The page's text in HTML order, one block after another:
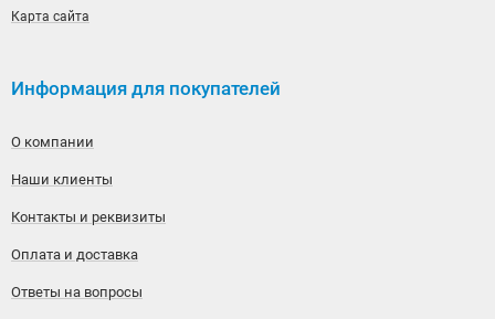
Карта сайта
Информация для покупателей
О компании
Наши клиенты
Контакты и реквизиты
Оплата и доставка
Ответы на вопросы